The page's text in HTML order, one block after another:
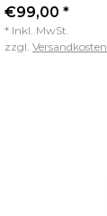
€99,00 *
* Inkl. MwSt.
zzgl. Versandkosten